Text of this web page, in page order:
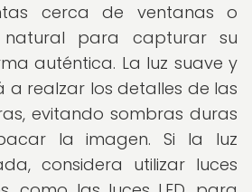
cerca de ventanas o
para capturar su
auténtica. La luz suave y
a realzar los detalles de las
evitando sombras duras
la imagen. Si la luz
considera utilizar luces